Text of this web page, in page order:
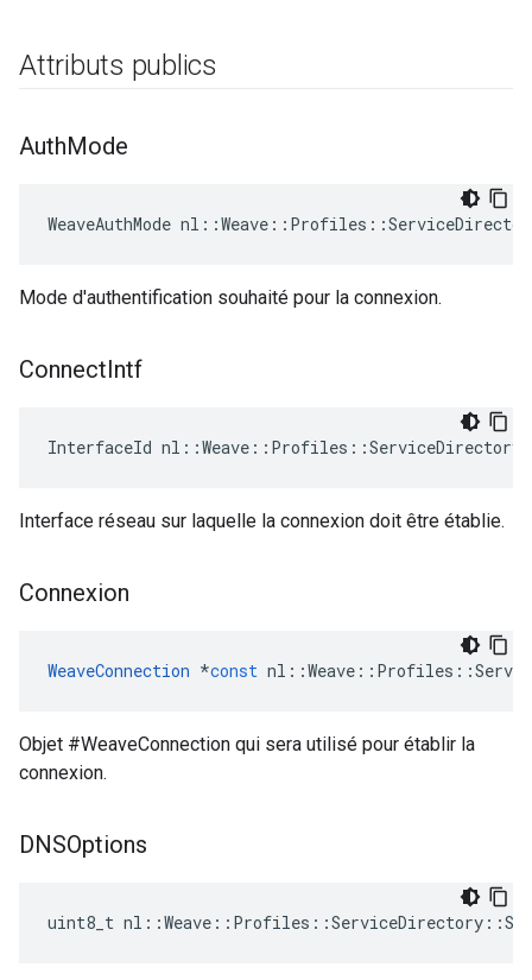
Attributs publics
AuthMode
WeaveAuthMode
Mode d'authentification souhaité pour la connexion.
ConnectIntf
InterfaceId
Interface réseau sur laquelle la connexion doit être établie.
Connexion
WeaveConnection *const nl ::Weave :: Profiles ::
Objet #WeaveConnection qui sera utilisé pour établir la
connexion.
DNSOptions
uint8_t